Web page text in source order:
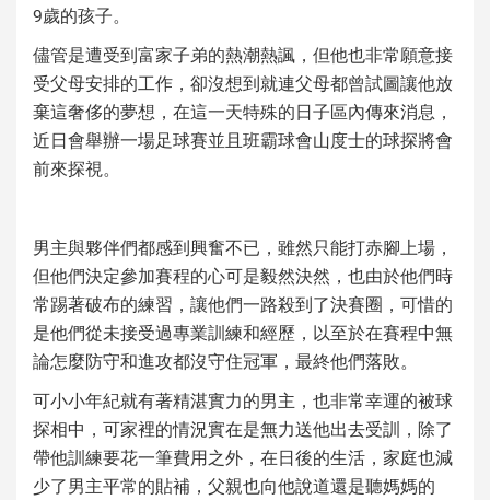
9歲的孩子。
儘管是遭受到富家子弟的熱潮熱諷，但他也非常願意接
受父母安排的工作，卻沒想到就連父母都曾試圖讓他放
棄這奢侈的夢想，在這一天特殊的日子區內傳來消息，
近日會舉辦一場足球賽並且班霸球會山度士的球探將會
前來探視。
男主與夥伴們都感到興奮不已，雖然只能打赤腳上場，
但他們決定參加賽程的心可是毅然決然，也由於他們時
常踢著破布的練習，讓他們一路殺到了決賽圈，可惜的
是他們從未接受過專業訓練和經歷，以至於在賽程中無
論怎麼防守和進攻都沒守住冠軍，最終他們落敗。
可小小年紀就有著精湛實力的男主，也非常幸運的被球
探相中，可家裡的情況實在是無力送他出去受訓，除了
帶他訓練要花一筆費用之外，在日後的生活，家庭也減
少了男主平常的貼補，父親也向他說道還是聽媽媽的